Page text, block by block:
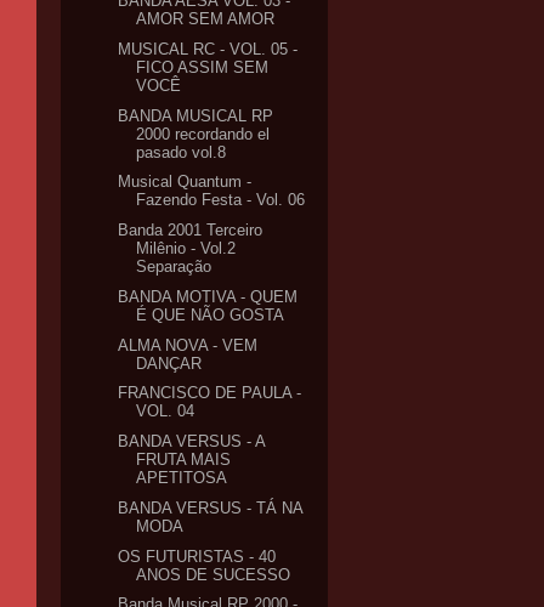
AMOR SEM AMOR
MUSICAL RC - VOL. 05 -
FICO ASSIM SEM
VOCÊ
BANDA MUSICAL RP
2000 recordando el
pasado vol.8
Musical Quantum -
Fazendo Festa - Vol. 06
Banda 2001 Terceiro
Milênio - Vol.2
Separação
BANDA MOTIVA - QUEM
É QUE NÃO GOSTA
ALMA NOVA - VEM
DANÇAR
FRANCISCO DE PAULA -
VOL. 04
BANDA VERSUS - A
FRUTA MAIS
APETITOSA
BANDA VERSUS - TÁ NA
MODA
OS FUTURISTAS - 40
ANOS DE SUCESSO